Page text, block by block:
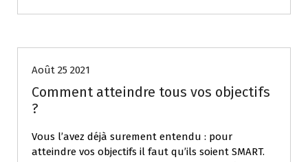
Août 25 2021
Comment atteindre tous vos objectifs
?
Vous l’avez déjà surement entendu : pour
atteindre vos objectifs il faut qu’ils soient SMART.